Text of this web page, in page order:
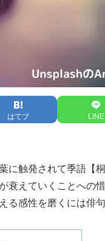
はてブ LINE
に触発されて季語【
えていくことへの
る感性を磨くには俳